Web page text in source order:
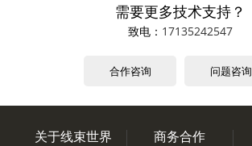
需要更多技术支持？
致电： 17135242547
合作咨询 问题咨询
关于线束世界 商务合作